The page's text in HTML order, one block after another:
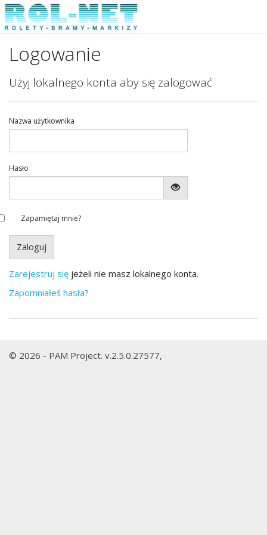
Logowanie
Użyj lokalnego konta aby się zalogować
Nazwa użytkownika
Hasło
Zapamiętaj mnie?
Zarejestruj się jeżeli nie masz lokalnego konta.
Zapomniałeś hasła?
© 2026 - PAM Project. v.2.5.0.27577,